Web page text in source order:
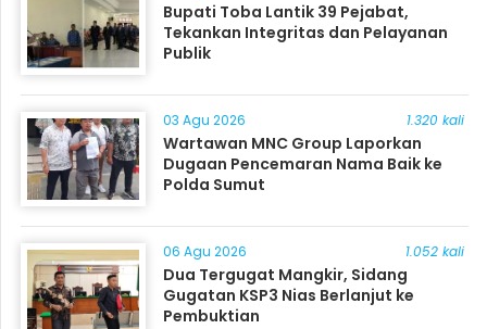
Bupati Toba Lantik 39 Pejabat,
Tekankan Integritas dan Pelayanan
Publik
03 Agu 2026 1.320 kali
Wartawan MNC Group Laporkan
Dugaan Pencemaran Nama Baik ke
Polda Sumut
06 Agu 2026 1.052 kali
Dua Tergugat Mangkir, Sidang
Gugatan KSP3 Nias Berlanjut ke
Pembuktian